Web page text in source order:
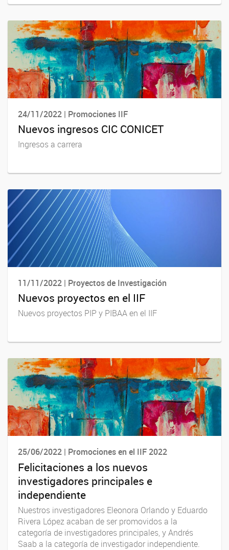
24/11/2022 | Promociones IIF
Nuevos ingresos CIC CONICET
Ingresos a carrera
11/11/2022 | Proyectos de Investigación
Nuevos proyectos en el IIF
Nuevos proyectos PIP y PIBAA en el IIF
25/06/2022 | Promociones en el IIF 2022
Felicitaciones a los nuevos
investigadores principales e
independiente
Nuestros investigadores Eleonora Orlando y Eduardo
Rivera López acaban de ser promovidos a la
categoría de investigadores principales, y Andrés
Saab a la categoría de investigador independiente.